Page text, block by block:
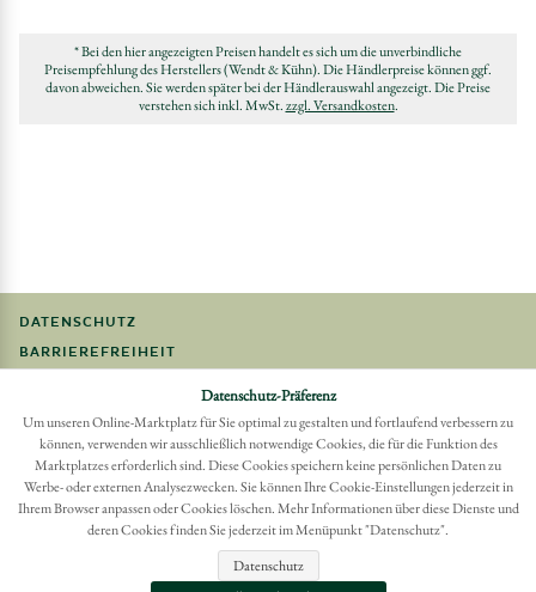
* Bei den hier angezeigten Preisen handelt es sich um die unverbindliche
Preisempfehlung des Herstellers (Wendt & Kühn). Die Händlerpreise können ggf.
davon abweichen. Sie werden später bei der Händlerauswahl angezeigt. Die Preise
verstehen sich inkl. MwSt.zzgl. Versandkosten.
DATENSCHUTZ
BARRIEREFREIHEIT
Möchten Sie eine Bestellung widerrufen?
Hier Widerruf mit wenigen Klicks online erreichen
BESTELLUNG WIDERRUFEN
Datenschutz-Präferenz
Um unseren Online-Marktplatz für Sie optimal zu gestalten und fortlaufend verbessern zu
können, verwenden wir ausschließlich notwendige Cookies, die für die Funktion des
Marktplatzes erforderlich sind. Diese Cookies speichern keine persönlichen Daten zu
Werbe- oder externen Analysezwecken. Sie können Ihre Cookie-Einstellungen jederzeit in
Ihrem Browser anpassen oder Cookies löschen. Mehr Informationen über diese Dienste und
deren Cookies finden Sie jederzeit im Menüpunkt "Datenschutz".
Datenschutz